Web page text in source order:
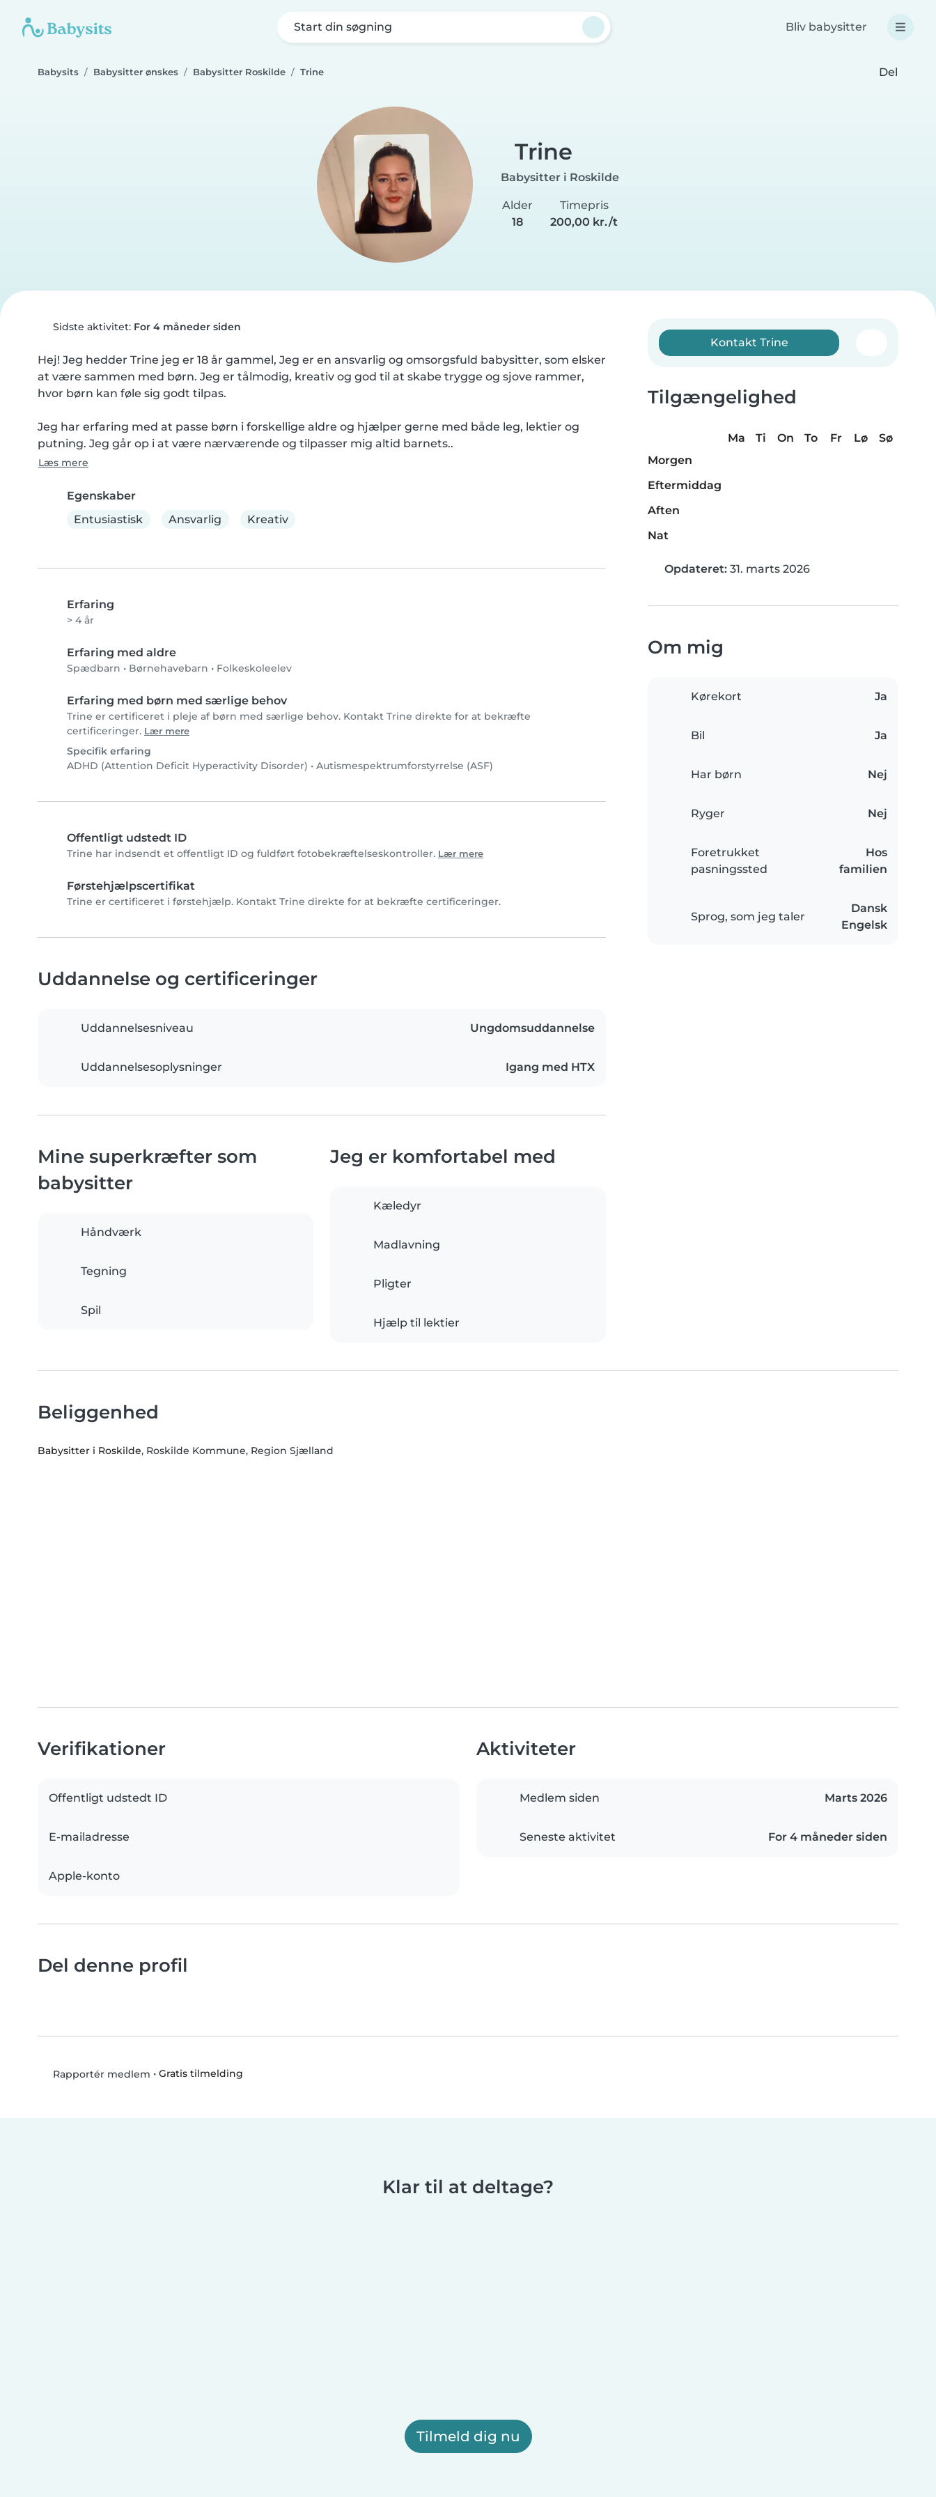
Start din søgning Bliv babysitter
Babysits Babysitter ønskes Babysitter Roskilde Trine Del
Trine
Babysitter i Roskilde
Alder
18
Timepris
200,00 kr./t
Sidste aktivitet: For 4 måneder siden
Hej! Jeg hedder Trine jeg er 18 år gammel, Jeg er en ansvarlig og omsorgsfuld babysitter, som elsker
at være sammen med børn. Jeg er tålmodig, kreativ og god til at skabe trygge og sjove rammer,
hvor børn kan føle sig godt tilpas.
Jeg har erfaring med at passe børn i forskellige aldre og hjælper gerne med både leg, lektier og
putning. Jeg går op i at være nærværende og tilpasser mig altid barnets..
Læs mere
Egenskaber
Entusiastisk
Ansvarlig Kreativ
Erfaring
> 4 år
Erfaring med aldre
Spædbarn • Børnehavebarn • Folkeskoleelev
Erfaring med børn med særlige behov
Trine er certificeret i pleje af børn med særlige behov. Kontakt Trine direkte for at bekræfte
certificeringer. Lær mere
Specifik erfaring
ADHD (Attention Deficit Hyperactivity Disorder) • Autismespektrumforstyrrelse (ASF)
Offentligt udstedt ID
Trine har indsendt et offentligt ID og fuldført fotobekræftelseskontroller. Lær mere
Førstehjælpscertifikat
Trine er certificeret i førstehjælp. Kontakt Trine direkte for at bekræfte certificeringer.
Kontakt Trine
Tilgængelighed
Ma Ti On To Fr Lø
Sø
Morgen
Eftermiddag
Aften
Nat
Opdateret: 31. marts 2026
Om mig
Kørekort Ja
Bil Ja
Har børn Nej
Ryger Nej
Foretrukket
pasningssted
Hos
familien
Sprog, som jeg taler
Dansk
Engelsk
Uddannelse og certificeringer
Uddannelsesniveau Ungdomsuddannelse
Uddannelsesoplysninger Igang med HTX
Mine superkræfter som
babysitter
Håndværk
Tegning
Spil
Jeg er komfortabel med
Kæledyr
Madlavning
Pligter
Hjælp til lektier
Beliggenhed
Babysitter i Roskilde, Roskilde Kommune, Region Sjælland
Verifikationer
Offentligt udstedt ID
E-mailadresse
Apple-konto
Aktiviteter
Medlem siden Marts 2026
Seneste aktivitet For 4 måneder siden
Del denne profil
Rapportér medlem • Gratis tilmelding
Klar til at deltage?
Tilmeld dig nu